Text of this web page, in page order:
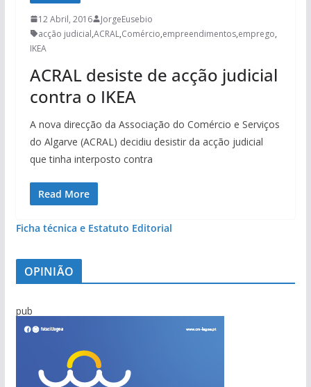
12 Abril, 2016
JorgeEusebio
acção judicial,ACRAL,Comércio,empreendimentos,emprego,
IKEA
ACRAL desiste de acção judicial
contra o IKEA
A nova direcção da Associação do Comércio e Serviços
do Algarve (ACRAL) decidiu desistir da acção judicial
que tinha interposto contra
Read More
Ficha técnica e Estatuto Editorial
OPINIÃO
pub